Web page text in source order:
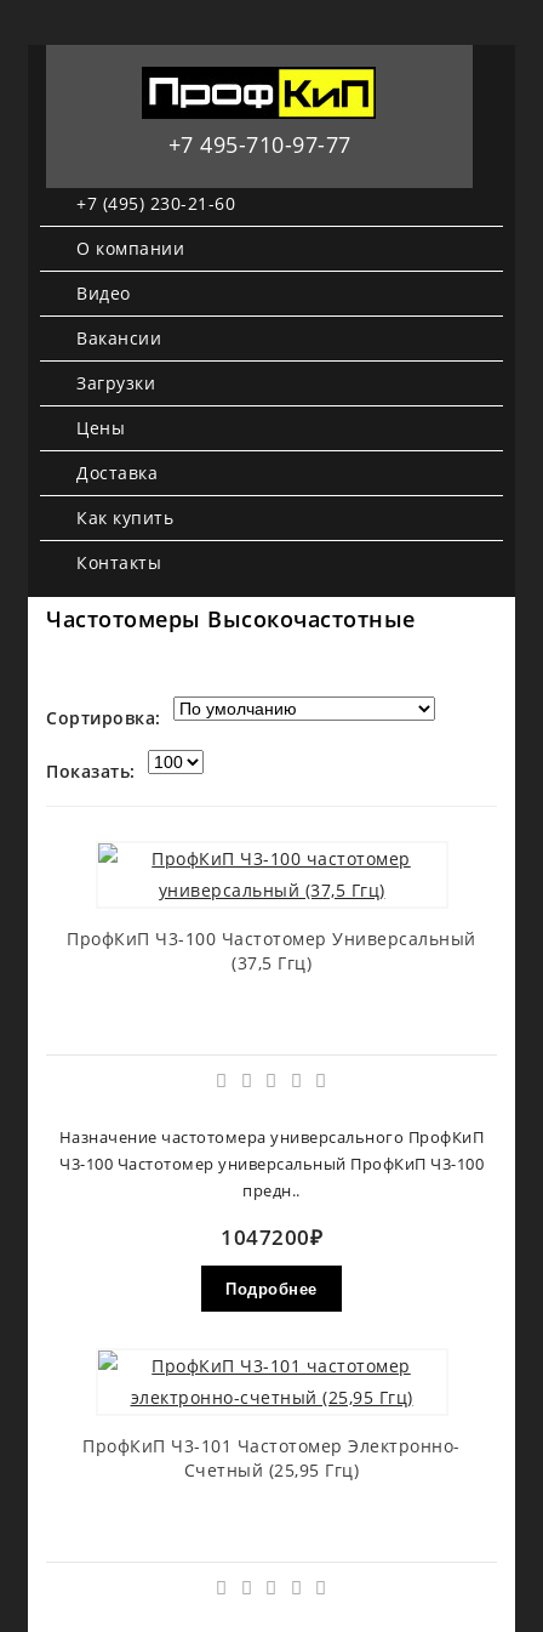
+7 495-710-97-77
+7 (495) 230-21-60
О компании
Видео
Вакансии
Загрузки
Цены
Доставка
Как купить
Контакты
Частотомеры Высокочастотные
Сортировка:
Показать:
ПрофКиП Ч3-100 Частотомер Универсальный
(37,5 Ггц)
Назначение частотомера универсального ПрофКиП
Ч3-100 Частотомер универсальный ПрофКиП Ч3-100
предн..
1047200₽
Подробнее
ПрофКиП Ч3-101 Частотомер Электронно-
Счетный (25,95 Ггц)